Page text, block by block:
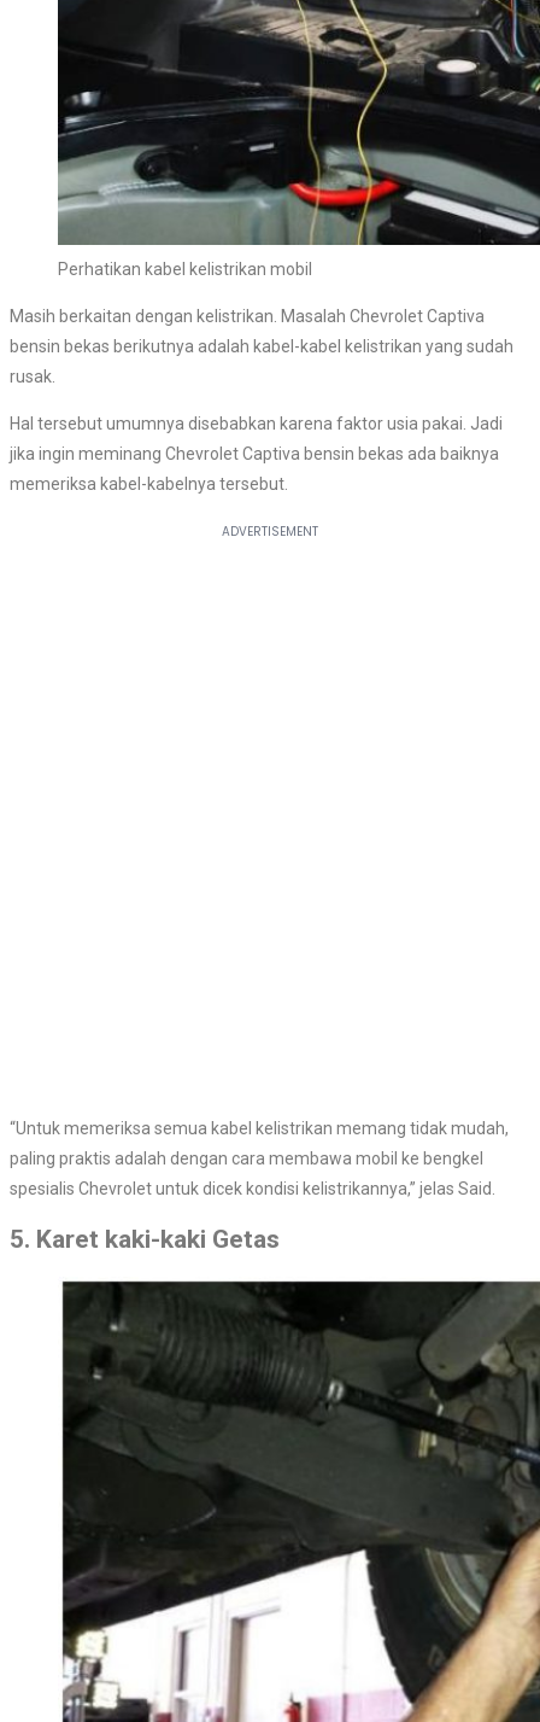
Perhatikan kabel kelistrikan mobil
Masih berkaitan dengan kelistrikan. Masalah Chevrolet Captiva
bensin bekas berikutnya adalah kabel-kabel kelistrikan yang sudah
rusak.
Hal tersebut umumnya disebabkan karena faktor usia pakai. Jadi
jika ingin meminang Chevrolet Captiva bensin bekas ada baiknya
memeriksa kabel-kabelnya tersebut.
“Untuk memeriksa semua kabel kelistrikan memang tidak mudah,
paling praktis adalah dengan cara membawa mobil ke bengkel
spesialis Chevrolet untuk dicek kondisi kelistrikannya,” jelas Said.
5. Karet kaki-kaki Getas